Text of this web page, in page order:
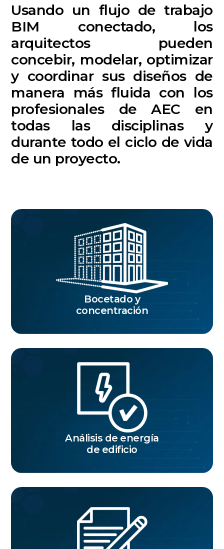
Usando un flujo de trabajo
BIM conectado, los
arquitectos pueden
concebir, modelar, optimizar
y coordinar sus diseños de
manera más fluida con los
profesionales de AEC en
todas las disciplinas y
durante todo el ciclo de vida
de un proyecto.
Bocetado y
concentración
Análisis de energía
de edificio